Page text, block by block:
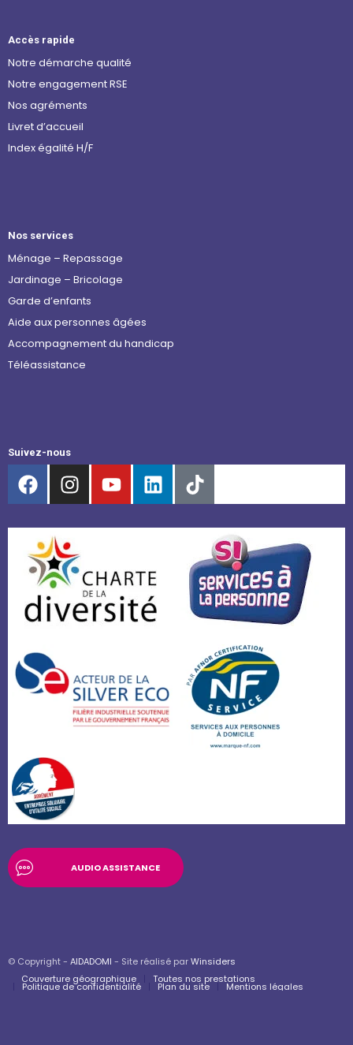
Accès rapide
Notre démarche qualité
Notre engagement RSE
Nos agréments
Livret d’accueil
Index égalité H/F
Nos services
Ménage – Repassage
Jardinage – Bricolage
Garde d’enfants
Aide aux personnes âgées
Accompagnement du handicap
Téléassistance
Suivez-nous
AUDIO ASSISTANCE
© Copyright - AIDADOMI - Site réalisé parWinsiders
Couverture géographique
Toutes nos prestations
Politique de confidentialité Plan du site Mentions légales